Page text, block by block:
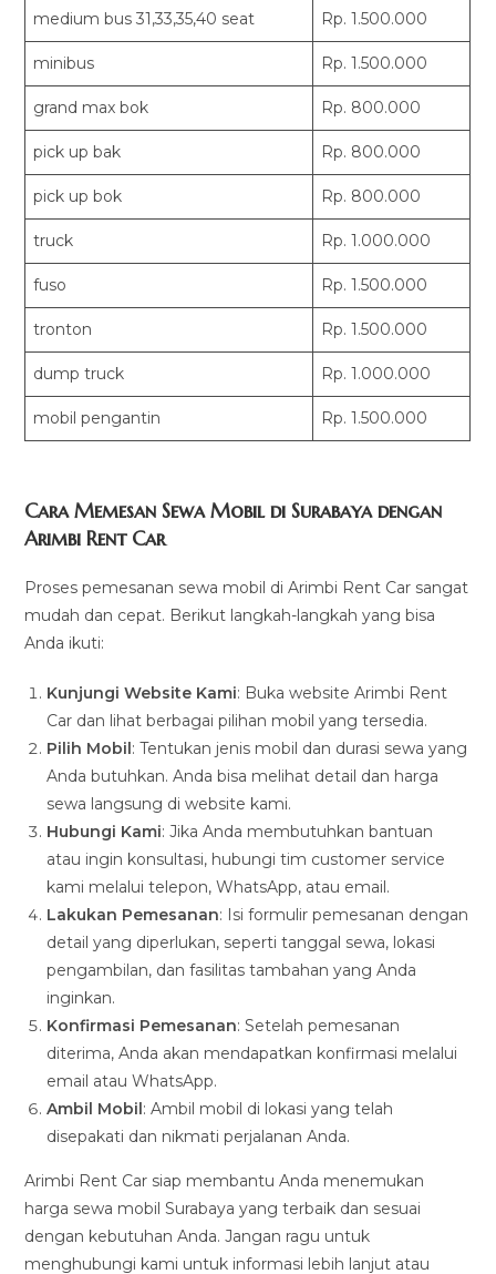
medium bus 31,33,35,40 seat Rp. 1.500.000
minibus Rp. 1.500.000
grand max bok Rp. 800.000
pick up bak Rp. 800.000
pick up bok Rp. 800.000
truck Rp. 1.000.000
fuso Rp. 1.500.000
tronton Rp. 1.500.000
dump truck Rp. 1.000.000
mobil pengantin Rp. 1.500.000
Cara Memesan Sewa Mobil di Surabaya dengan
Arimbi Rent Car
Proses pemesanan sewa mobil di Arimbi Rent Car sangat
mudah dan cepat. Berikut langkah-langkah yang bisa
Anda ikuti:
Kunjungi Website Kami: Buka website Arimbi Rent
Car dan lihat berbagai pilihan mobil yang tersedia.
Pilih Mobil : Tentukan jenis mobil dan durasi sewa yang
Anda butuhkan. Anda bisa melihat detail dan harga
sewa langsung di website kami.
Hubungi Kami: Jika Anda membutuhkan bantuan
atau ingin konsultasi, hubungi tim customer service
kami melalui telepon, WhatsApp, atau email.
Lakukan Pemesanan: Isi formulir pemesanan dengan
detail yang diperlukan, seperti tanggal sewa, lokasi
pengambilan, dan fasilitas tambahan yang Anda
inginkan.
Konfirmasi Pemesanan: Setelah pemesanan
diterima, Anda akan mendapatkan konfirmasi melalui
email atau WhatsApp.
Ambil Mobil : Ambil mobil di lokasi yang telah
disepakati dan nikmati perjalanan Anda.
Arimbi Rent Car siap membantu Anda menemukan
harga sewa mobil Surabaya yang terbaik dan sesuai
dengan kebutuhan Anda. Jangan ragu untuk
menghubungi kami untuk informasi lebih lanjut atau